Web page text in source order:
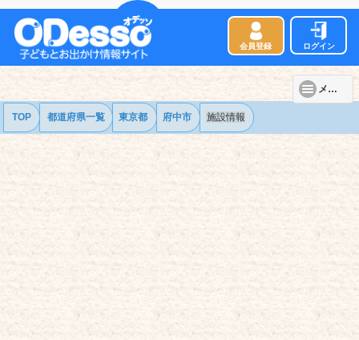
会員登録 ログイン
メニュー
TOP 都道府県一覧 東京都 府中市 施設情報